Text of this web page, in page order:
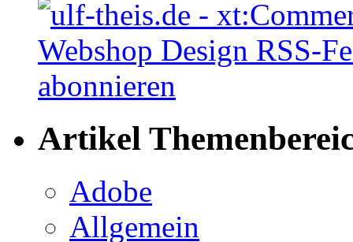
Artikel
Adobe
Allgemein